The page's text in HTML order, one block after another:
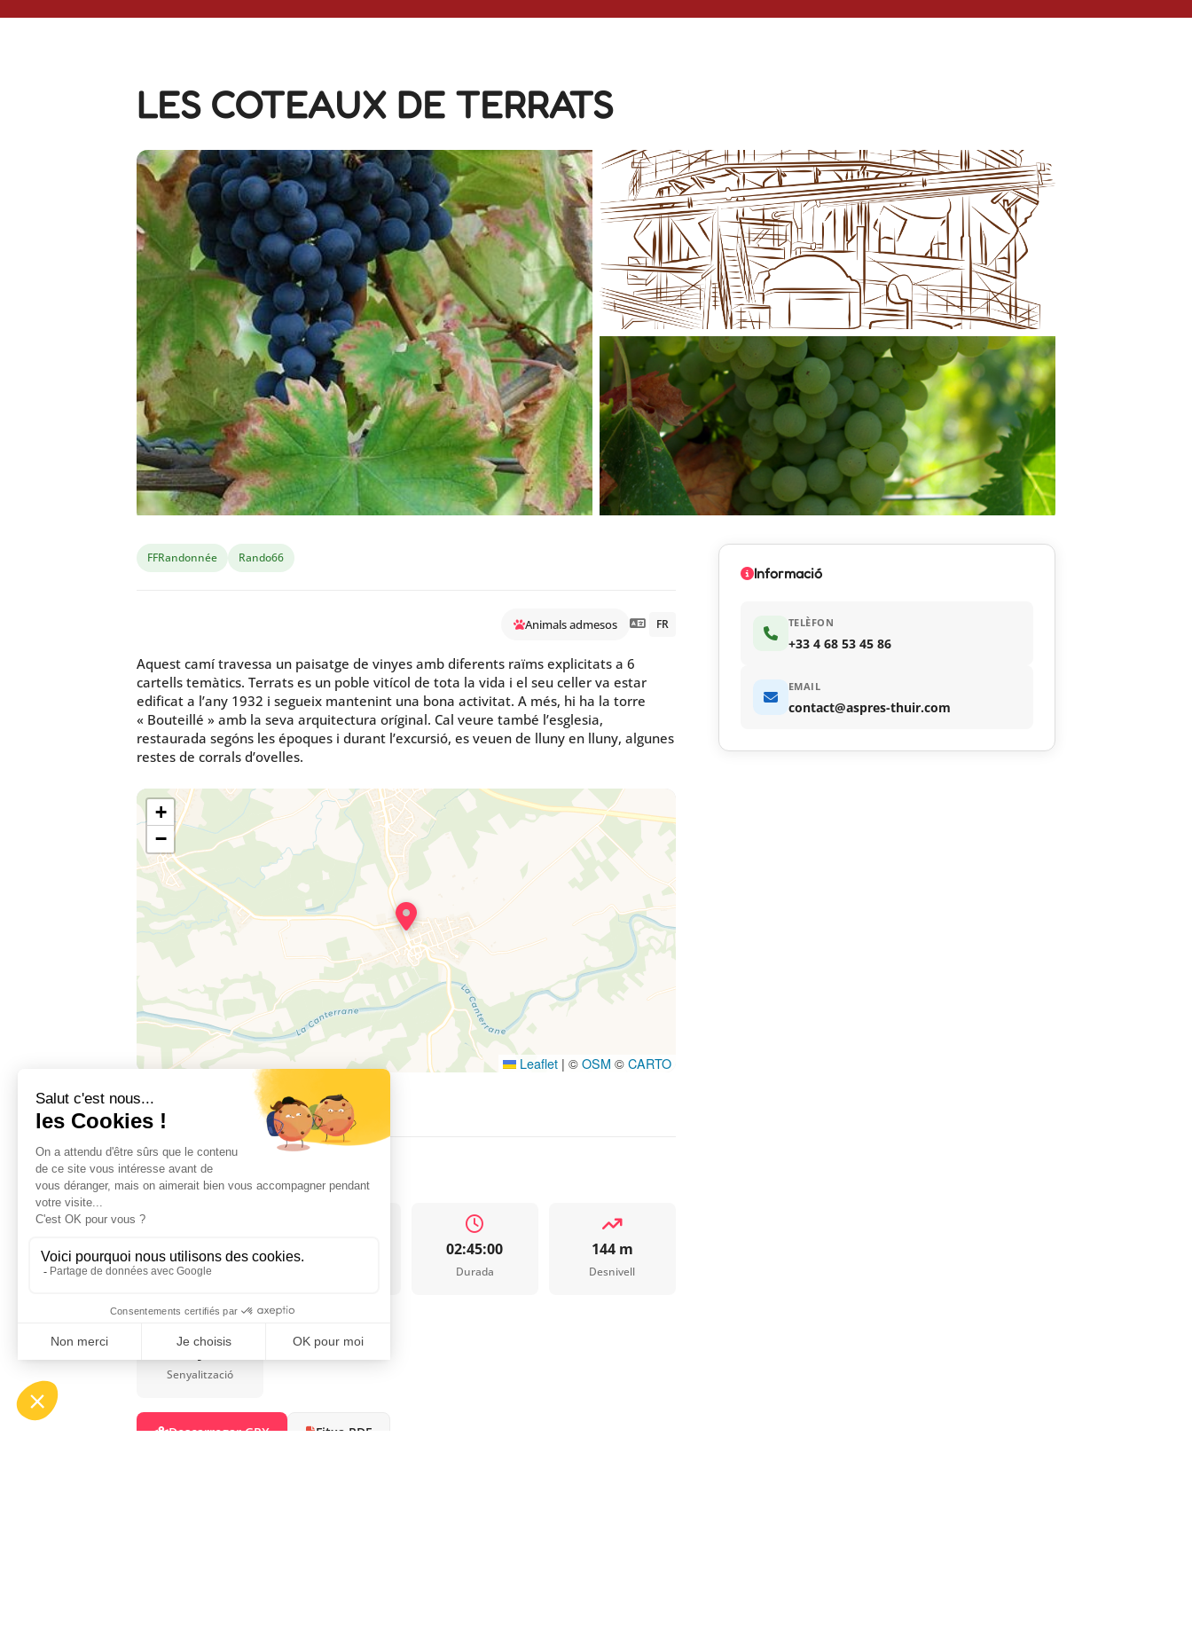
LES COTEAUX DE TERRATS
FFRandonnée Rando66
Animals admesos FR
Aquest camí travessa un paisatge de vinyes amb diferents raïms explicitats a 6
cartells temàtics. Terrats es un poble vitícol de tota la vida i el seu celler va estar
edificat a l’any 1932 i segueix mantenint una bona activitat. A més, hi ha la torre
« Bouteillé » amb la seva arquitectura oríginal. Cal veure també l’esglesia,
restaurada segóns les époques i durant l’excursió, es veuen de lluny en lluny, algunes
restes de corrals d’ovelles.
+
−
Leaflet | ©OSM ©CARTO
INFO RUTA
Facile
Dificultat
02:45:00
Durada
144 m
Desnivell
PR © jaune
Senyalització
Descarregar GPX Fitxa PDF
Informació
TELÈFON
+33 4 68 53 45 86
EMAIL
contact@aspres-thuir.com